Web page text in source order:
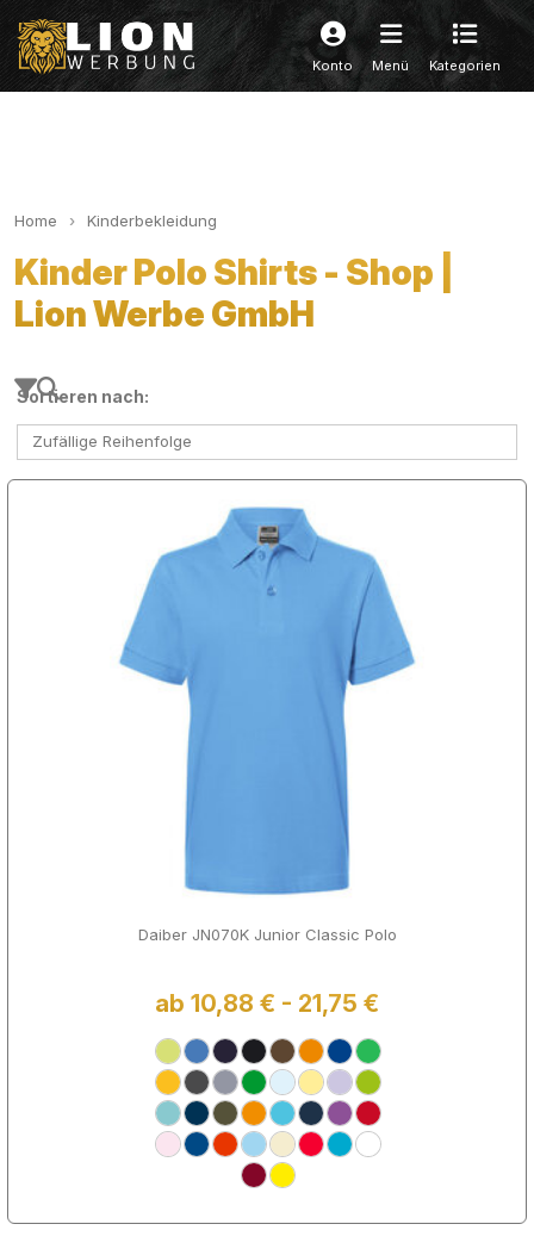
Konto Menü Kategorien
Home Kinderbekleidung
Kinder Polo Shirts - Shop |
Lion Werbe GmbH
Sortieren nach:
Zufällige Reihenfolge
Daiber JN070K Junior Classic Polo
ab 10,88 € - 21,75 €